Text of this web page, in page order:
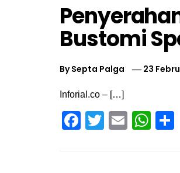
Bustomi
BySepta Palga 23
Inforial.co – […]
Facebook
TwitterEmail